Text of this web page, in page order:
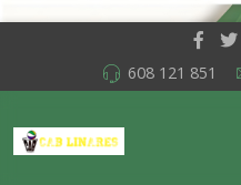
608 121 851